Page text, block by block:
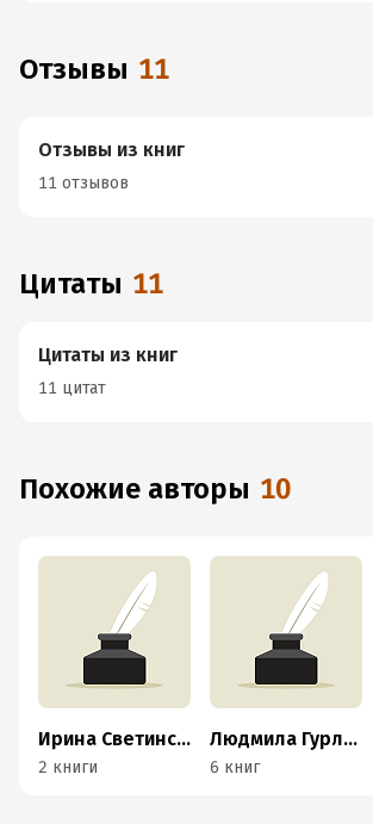
Отзывы 11
Отзывы из книг
11 отзывов
Цитаты 11
Цитаты из книг
11 цитат
Похожие авторы 10
Ирина Светинская
2 книги
Людмила Гурламская
6 книг